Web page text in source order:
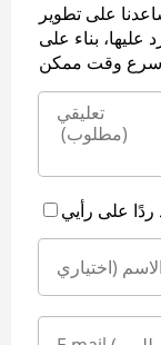
على تطوير
بناء على